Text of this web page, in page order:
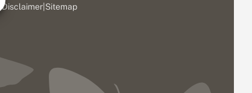
Disclaimer Sitemap